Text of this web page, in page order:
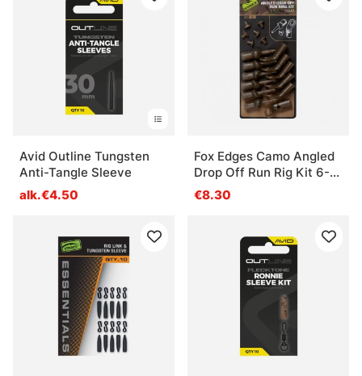
Avid Outline Tungsten
Anti-Tangle Sleeve
alk.€4.50
Fox Edges Camo Angled
Drop Off Run Rig Kit 6-
pack
€8.30